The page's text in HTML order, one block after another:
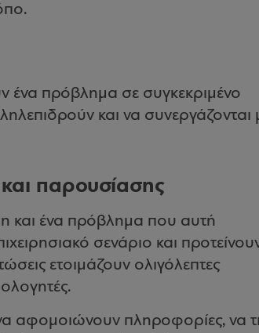
ένα πρόβλημα σε συγκεκριμένο
και να συνεργάζονται
παρουσίασης
και ένα πρόβλημα που αυτή
σενάριο και
ετοιμάζουν ολιγόλεπτες
αφομοιώνουν πληροφορίες, να